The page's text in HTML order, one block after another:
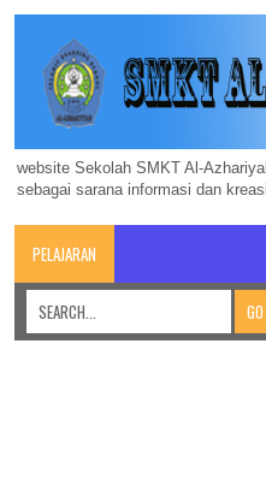
website Sekolah SMKT Al-
sebagai sarana informasi dan
PELAJARAN